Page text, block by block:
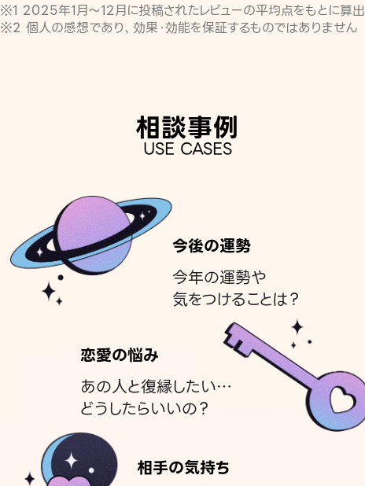
※1 2025年1月〜12月に投稿されたレビューの平均点をもとに算出
※2 個人の感想であり、効果・効能を保証するものではありません
相談事例
USE CASES
今後の運勢
今年の運勢や
気をつけることは？
恋愛の悩み
あの人と復縁したい…
どうしたらいいの？
相手の気持ち